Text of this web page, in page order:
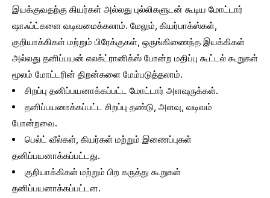
இயக்குவதற்கு கியர்கள் அல்லது புல்லிகளுடன் கூடிய மோட்டார்
ஷாஃப்ட்களை வடிவமைக்கலாம். மேலும், கியர்பாக்ஸ்கள்,
குறியாக்கிகள் மற்றும் பிரேக்குகள், ஒருங்கிணைந்த இயக்கிகள்
அல்லது தனிப்பயன் எலக்ட்ரானிக்ஸ் போன்ற மதிப்பு கூட்டல் கூறுகள்
மூலம் மோட்டரின் திறன்களை மேம்படுத்தலாம்.
சிறப்பு தனிப்பயனாக்கப்பட்ட மோட்டார் அளவுருக்கள்.
தனிப்பயனாக்கப்பட்ட சிறப்பு தண்டு, அளவு, வடிவம்
போன்றவை.
பெல்ட் வீல்கள், கியர்கள் மற்றும் இணைப்புகள்
தனிப்பயனாக்கப்பட்டது.
குறியாக்கிகள் மற்றும் பிற கருத்து கூறுகள்
தனிப்பயனாக்கப்பட்டன.